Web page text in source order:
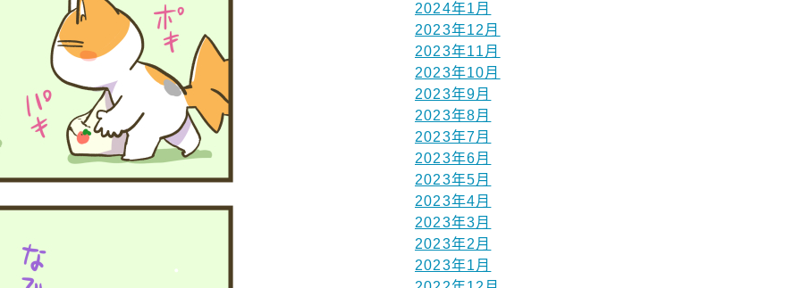
2024年1月
2023年12月
2023年11月
2023年10月
2023年9月
2023年8月
2023年7月
2023年6月
2023年5月
2023年4月
2023年3月
2023年2月
2023年1月